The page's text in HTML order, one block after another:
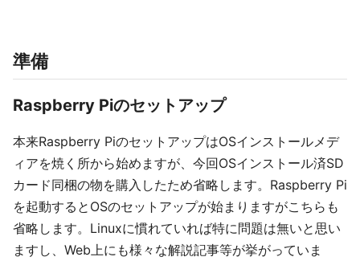
準備
Raspberry Piのセットアップ
本来Raspberry PiのセットアップはOSインストールメデ
ィアを焼く所から始めますが、今回OSインストール済SD
カード同梱の物を購入したため省略します。Raspberry Pi
を起動するとOSのセットアップが始まりますがこちらも
省略します。Linuxに慣れていれば特に問題は無いと思い
ますし、Web上にも様々な解説記事等が挙がっていま